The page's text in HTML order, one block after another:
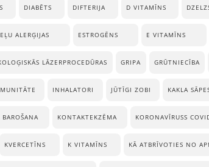
DIABĒTS DIFTERIJA D VITAMĪNS
ALERĢIJAS ESTROGĒNS E VITAMĪNS
LĀZERPROCEDŪRAS GRIPA GRŪTNIECĪBA
INHALATORI JŪTĪGI ZOBI KAKLA
KONTAKTEKZĒMA KORONAVĪRUSS
KVERCETĪNS K VITAMĪNS KĀ ATBRĪVOTIES NO